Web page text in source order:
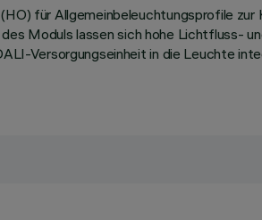
für Allgemeinbeleuchtungsprofile
Moduls lassen sich hohe Lichtfluss-
Versorgungseinheit in die Leuchte